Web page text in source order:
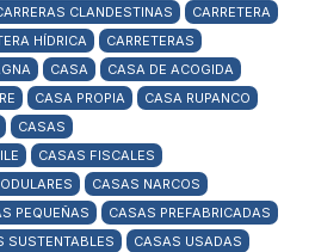
CLANDESTINAS
CARRETERA
HÍDRICA
CARRETERAS
CASA
CASA DE ACOGIDA
CASA PROPIA
CASA RUPANCO
CASAS
CASAS FISCALES
CASAS NARCOS
PEQUEÑAS
CASAS PREFABRICADAS
SUSTENTABLES
CASAS USADAS